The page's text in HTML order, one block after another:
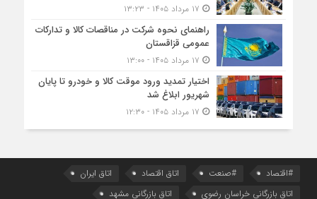
راهنمای نحوه شرکت در مناقصات کالا و تدارکات
عمومی قزاقستان
اختیار تمدید ورود موقت کالا و خودرو تا پایان
شهریور ابلاغ شد
#اقتصاد #صنعت اتاق اقتصاد
اتاق ایران
اتاق بازرگانی خراسان رضوی
اتاق بازرگانی مشهد